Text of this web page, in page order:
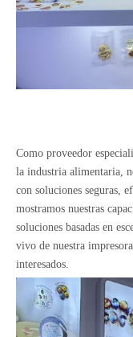
Como proveedor
la industria alimentaria,
con soluciones seguras,
mostramos nuestras
soluciones basadas en
vivo de nuestra
interesados.